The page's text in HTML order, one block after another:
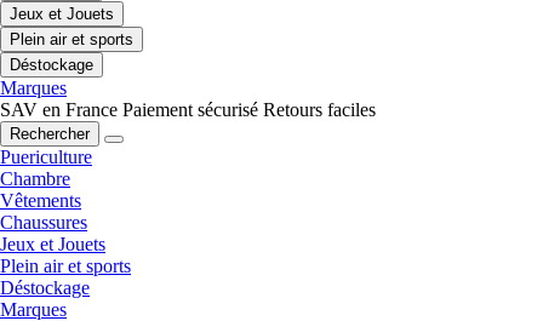
Jeux et Jouets
Plein air et sports
Déstockage
Marques
SAV en France Paiement sécurisé Retours faciles
Rechercher
Puericulture
Chambre
Vêtements
Chaussures
Jeux et Jouets
Plein air et sports
Déstockage
Marques